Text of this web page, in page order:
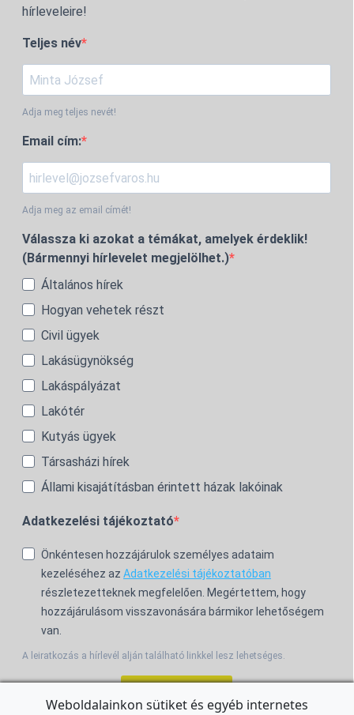
hírleveleire!
Teljes név
Adja meg teljes nevét!
Email cím:
Adja meg az email címét!
Válassza ki azokat a témákat, amelyek érdeklik!
(Bármennyi hírlevelet megjelölhet.)
Általános hírek
Hogyan vehetek részt
Civil ügyek
Lakásügynökség
Lakáspályázat
Lakótér
Kutyás ügyek
Társasházi hírek
Állami kisajátításban érintett házak lakóinak
Adatkezelési tájékoztató
Önkéntesen hozzájárulok személyes adataim
kezeléséhez az Adatkezelési tájékoztatóban
részletezetteknek megfelelően. Megértettem, hogy
hozzájárulásom visszavonására bármikor lehetőségem
van.
A leiratkozás a hírlevél alján található linkkel lesz lehetséges.
Weboldalainkon sütiket és egyéb internetes